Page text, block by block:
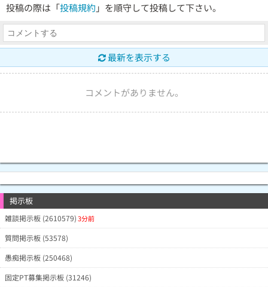
投稿の際は「投稿規約 」を順守して投稿して下さい。
最新を表示する
コメントがありません。
掲示板
雑談掲示板 (2610579)3分前
質問掲示板 (53578)
愚痴掲示板 (250468)
固定PT募集掲示板 (31246)